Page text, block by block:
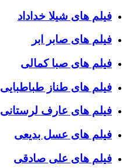
فیلم های شیلا خداداد
فیلم های صابر ابر
فیلم های صبا کمالی
فیلم های طناز طباطبایی
فیلم های عارف لرستانی
فیلم های عسل بدیعی
فیلم های علی صادقی